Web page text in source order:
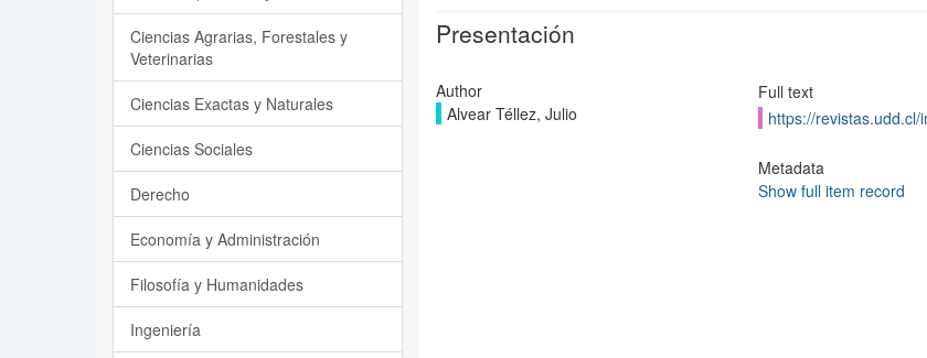
Presentación
Author
Alvear Téllez, Julio
Full text
https://
Metadata
Show full item record
Ciencias Agrarias, Forestales y
Veterinarias
Ciencias Exactas y Naturales
Ciencias Sociales
Derecho
Economía y Administración
Filosofía y Humanidades
Ingeniería